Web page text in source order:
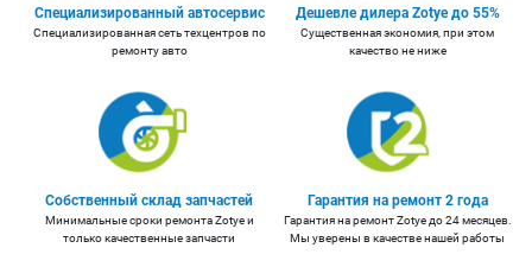
Специализированный автосервис
Специализированная сеть техцентров по
ремонту авто
Дешевле дилера Zotye до 55%
Существенная экономия, при этом
качество не ниже
Собственный склад запчастей
Минимальные сроки ремонта Zotye и
только качественные запчасти
Гарантия на ремонт 2 года
Гарантия на ремонт Zotye до 24 месяцев.
Мы уверены в качестве нашей работы